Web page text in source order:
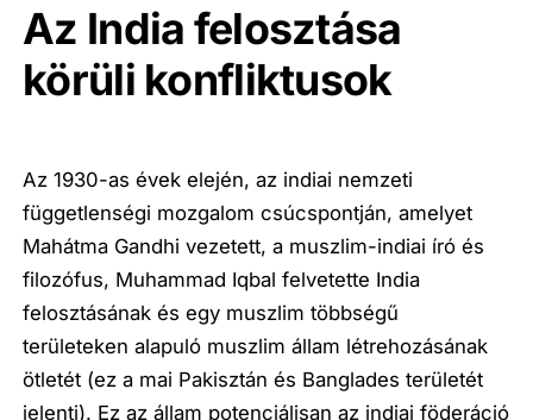
Az India felosztása
körüli konfliktusok
Az 1930-as évek elején, az indiai nemzeti
függetlenségi mozgalom csúcspontján, amelyet
Mahátma Gandhi vezetett, a muszlim-indiai író és
filozófus, Muhammad Iqbal felvetette India
felosztásának és egy muszlim többségű
területeken alapuló muszlim állam létrehozásának
ötletét (ez a mai Pakisztán és Banglades területét
jelenti). Ez az állam potenciálisan az indiai föderáció